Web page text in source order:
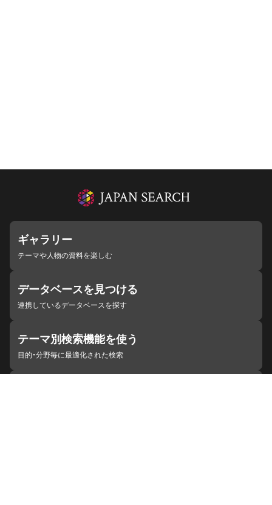
ギャラリー
テーマや人物の資料を楽しむ
データベースを見つける
連携しているデータベースを探す
テーマ別検索機能を使う
目的・分野毎に最適化された検索